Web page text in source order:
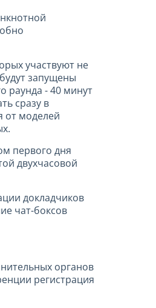
участвуют не
запущены
раунда - 40 минут
сразу в
от моделей
первого дня
двухчасовой
докладчиков
чат-боксов
органов
регистрация